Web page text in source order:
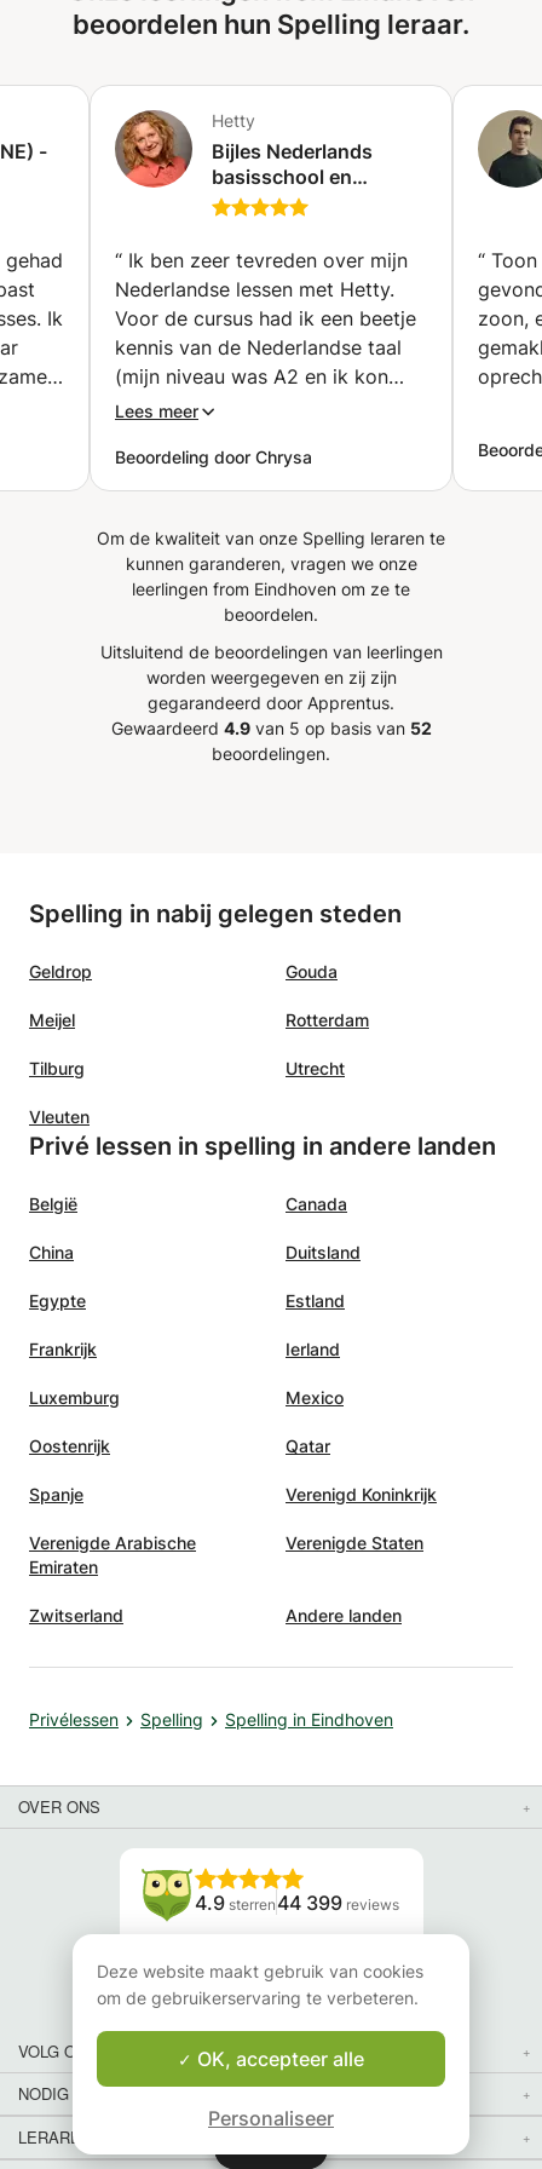
beoordelen hun Spelling leraar.
-
Ik
ze
Hetty
Bijles Nederlands
basisschool en
middelbare school en
“ Ik ben zeer tevreden over mijn
Nederlandse lessen met Hetty.
Voor de cursus had ik een beetje
kennis van de Nederlandse taal
(mijn niveau was A2 en ik kon
alleen lezen maar niet praten).
kan ik al beter praten! De lessen
zijn altijd leuk en fun, en Hetty
behoeften en snelheid aan te
passen. Ik raad haar echt aan! ”
Lees meer
Beoordeling door Chrysa
“
zoon,
Om de kwaliteit van onze Spelling leraren te
kunnen garanderen, vragen we onze
leerlingen from Eindhoven om ze te
beoordelen.
Uitsluitend de beoordelingen van leerlingen
worden weergegeven en zij zijn
gegarandeerd door Apprentus.
Gewaardeerd 4.9van 5 op basis van 52
beoordelingen.
Spelling in nabij gelegen steden
Geldrop Gouda
Meijel Rotterdam
Tilburg Utrecht
Vleuten
Privé lessen in spelling in andere landen
België Canada
China Duitsland
Egypte Estland
Frankrijk Ierland
Luxemburg Mexico
Oostenrijk Qatar
Spanje Verenigd Koninkrijk
Verenigde Arabische
Emiraten
Verenigde Staten
Zwitserland Andere landen
Privélessen Spelling Spelling in Eindhoven
OVER ONS
4.9 sterren 44 399 reviews
Lees onze reviews
VOLG ONS
NODIG JE VRIENDEN UIT
LERAREN VOOR LESSEN IN JOUW LAND EN REGIO:
Deze website maakt gebruik van cookies
om de gebruikerservaring te verbeteren.
OK, accepteer alle
Personaliseer